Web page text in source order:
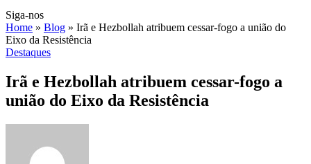
Siga-nos
Home » Blog » Irã e Hezbollah atribuem cessar-fogo a união do
Eixo da Resistência
Destaques
Irã e Hezbollah atribuem cessar-fogo a
união do Eixo da Resistência